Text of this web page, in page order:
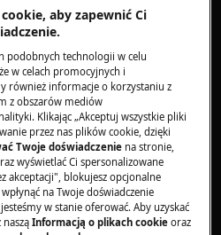
podczas
W przypadku
jest, gdy
Zawsze używaj
ochronnego.
przez cały czas, aby
od ostrych
aby zapewnić Ci
podobnych technologii w celu
w celach promocyjnych i
również informacje o korzystaniu z
z obszarów mediów
Klikając „Akceptuj wszystkie pliki
przez nas plików cookie, dzięki
Twoje doświadczenie na stronie,
wyświetlać Ci spersonalizowane
akceptacji", blokujesz opcjonalne
na Twoje doświadczenie
w stanie oferować. Aby uzyskać
nasząInformacją o plikach cookie oraz